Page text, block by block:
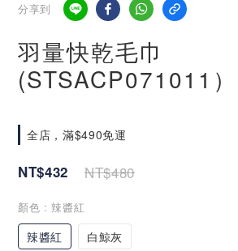
分享到
羽量快乾毛巾
(STSACP071011）
全店，滿$490免運
NT$480
NT$432
顏色 : 辣醬紅
辣醬紅 白鯨灰